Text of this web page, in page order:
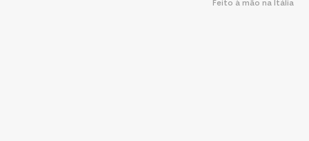
Feito à mão na Itália